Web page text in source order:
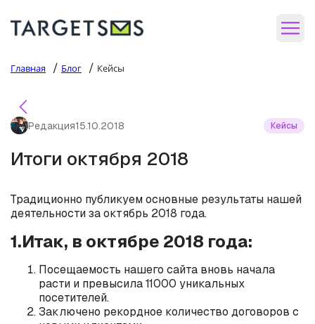
Главная / Блог / Кейсы
Редакция15.10.2018 Кейсы
Итоги октября 2018
Традиционно публикуем основные результаты нашей
деятельности за октябрь 2018 года.
1.Итак, в октябре 2018 года:
Посещаемость нашего сайта вновь начала
расти и превысила 11000 уникальных
посетителей.
Заключено рекордное количество договоров с